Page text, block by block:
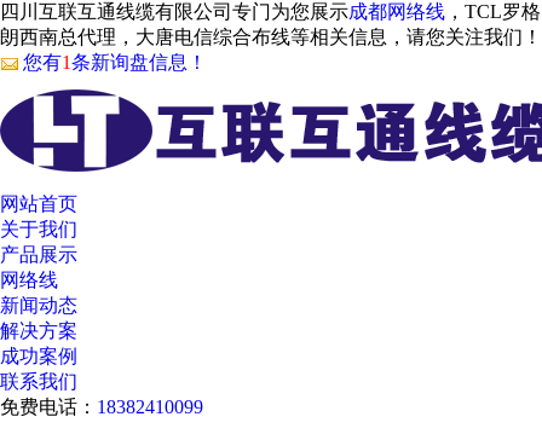
四川互联互通线缆有限公司专门为您展示成都网络线 ，TCL罗格
朗西南总代理，大唐电信综合布线等相关信息，请您关注我们！
您有1条新询盘信息！
网站首页
关于我们
产品展示
网络线
新闻动态
解决方案
成功案例
联系我们
免费电话： 18382410099